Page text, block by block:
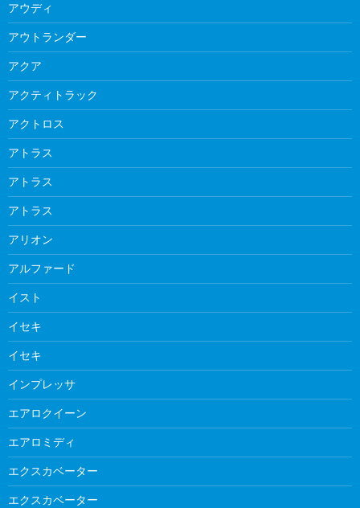
アウディ
アウトランダー
アクア
アクティトラック
アクトロス
アトラス
アトラス
アトラス
アリオン
アルファード
イスト
イセキ
イセキ
インプレッサ
エアロクイーン
エアロミディ
エクスカベーター
エクスカベーター